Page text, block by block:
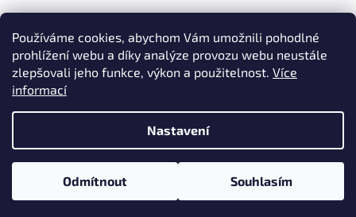
Používáme cookies, abychom Vám umožnili pohodlné
prohlížení webu a díky analýze provozu webu neustále
zlepšovali jeho funkce, výkon a použitelnost. Více
informací
Nastavení
Odmítnout Souhlasím
DOVOLENÁ OD STŘEDY 05.08. - 07.08.2026. Vaše objednávky
Vytvořil Shoptet|Realizoval Appgrade
Copyright 2026 . Všechna práva vyhrazena.